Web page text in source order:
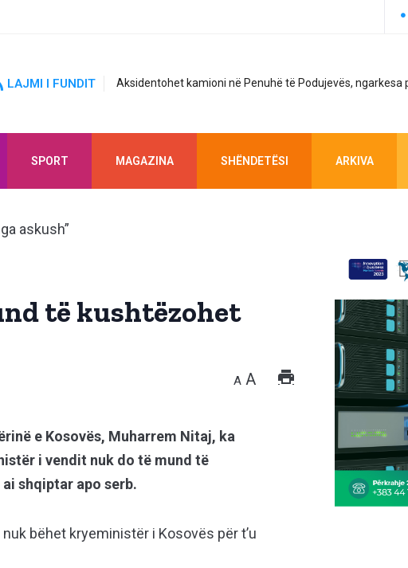
LAJMI I FUNDIT Aksidentohet kamioni në Penuhë të Podujevës, ngarkesa
SPORT MAGAZINA SHËNDETËSI ARKIVA
të kushtëzohet
A A
e Kosovës, Muharrem Nitaj, ka
i vendit nuk do të mund të
shqiptar apo serb.
bëhet kryeministër i Kosovës për t’u